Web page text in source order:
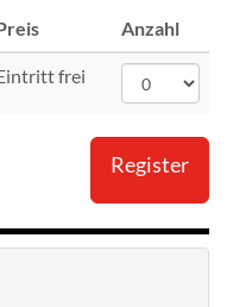
Anzahl
frei
Register